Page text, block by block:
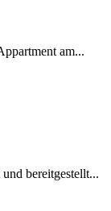
am...
bereitgestellt...